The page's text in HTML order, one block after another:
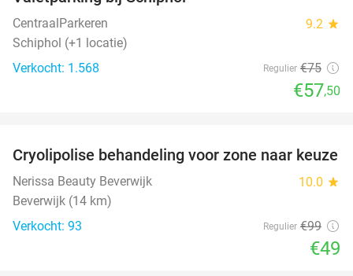
CentraalParkeren 9.2 star
Schiphol (+1 locatie)
Verkocht: 1.568
Regulier €75
€57,50
51%
Cryolipolise behandeling voor zone naar keuze
Nerissa Beauty Beverwijk 10.0 star
Beverwijk (14 km)
Verkocht: 93
Regulier €99
€49